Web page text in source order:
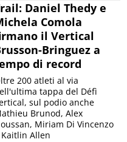
Daniel Thedy e
Comola
il Vertical
Bringuez a
di record
200 atleti al via
tappa del Défì
sul podio anche
Brunod, Alex
Miriam Di Vincenzo
Allen